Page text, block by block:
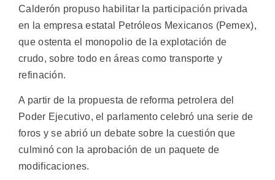
Calderón propuso habilitar la participación privada
en la empresa estatal Petróleos Mexicanos (Pemex),
que ostenta el monopolio de la explotación de
crudo, sobre todo en áreas como transporte y
refinación.
A partir de la propuesta de reforma petrolera del
Poder Ejecutivo, el parlamento celebró una serie de
foros y se abrió un debate sobre la cuestión que
culminó con la aprobación de un paquete de
modificaciones.